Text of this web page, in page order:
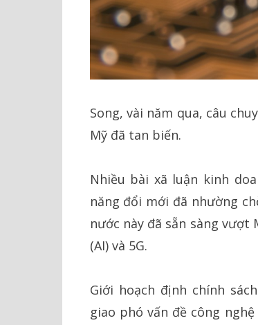
Song, vài năm qua, câu
Mỹ đã tan biến.
Nhiều bài xã luận kinh
năng đổi mới đã nhường
nước này đã sẵn sàng
(AI) và 5G.
Giới hoạch định chính
giao phó vấn đề công